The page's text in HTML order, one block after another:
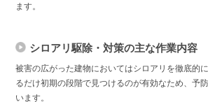
ます。
シロアリ駆除・対策の主な作業内容
被害の広がった建物においてはシロアリを徹底的
るだけ初期の段階で見つけるのが有効なため、予
います。